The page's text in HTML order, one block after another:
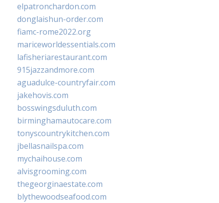
elpatronchardon.com
donglaishun-order.com
fiamc-rome2022.org
mariceworldessentials.com
lafisheriarestaurant.com
915jazzandmore.com
aguadulce-countryfair.com
jakehovis.com
bosswingsduluth.com
birminghamautocare.com
tonyscountrykitchen.com
jbellasnailspa.com
mychaihouse.com
alvisgrooming.com
thegeorginaestate.com
blythewoodseafood.com